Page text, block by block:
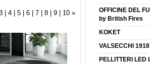
| 4| 5| 6| 7| 8| 9| 10 »
OFFICINE DEL
by British Fires
KOKET
VALSECCHI 1918
PELLITTERI LED